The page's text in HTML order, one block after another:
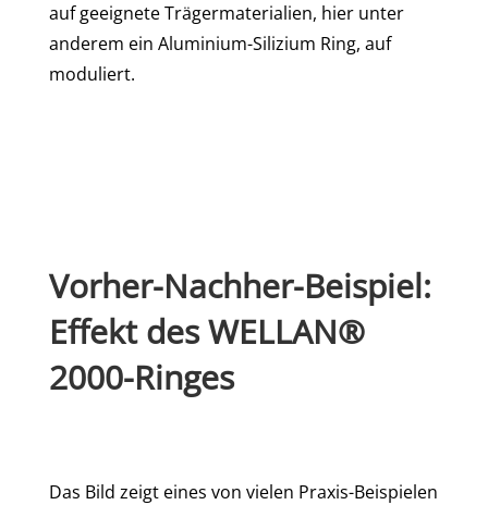
auf geeignete Trägermaterialien, hier unter
anderem ein Aluminium-Silizium Ring, auf
moduliert.
Vorher-Nachher-Beispiel:
Effekt des WELLAN®
2000-Ringes
Das Bild zeigt eines von vielen Praxis-Beispielen